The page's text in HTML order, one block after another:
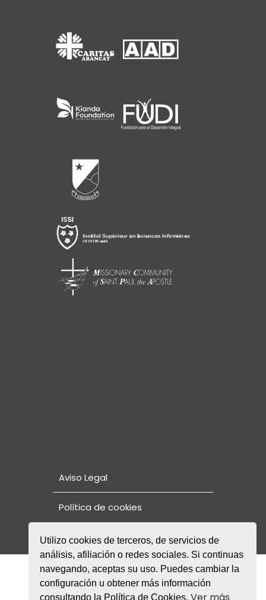
Aviso Legal
Política de cookies
© Copyright 2021. Fundación Rode
NORMAS DE CONVIVENCIA Y PLAN DE
PROTECCIÓN Y SEGURIDAD DE MENORES
Utilizo cookies de terceros, de servicios de
análisis, afiliación o redes sociales. Si continuas
navegando, aceptas su uso. Puedes cambiar la
configuración u obtener más información
consultando la Política de Cookies.